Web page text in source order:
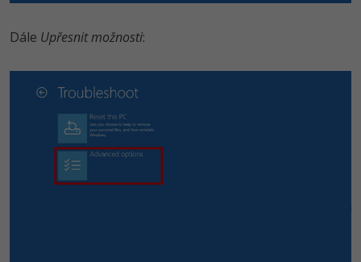
Dále Upřesnit možnosti: